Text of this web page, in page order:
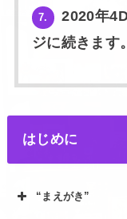
7.
2020年
ジに続きます。
はじめに
“まえがき”